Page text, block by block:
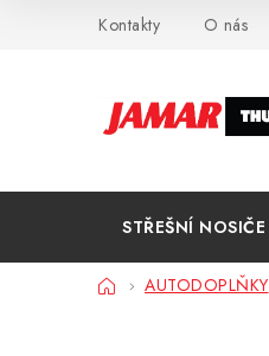
Kontakty O nás
STŘEŠNÍ NOSIČE
DomůAUTODOPLŇKY